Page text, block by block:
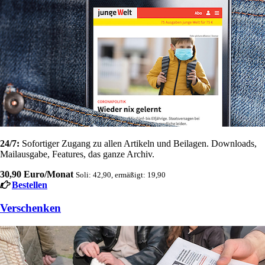
24/7: Sofortiger Zugang zu allen Artikeln und Beilagen. Downloads,
Mailausgabe, Features, das ganze Archiv.
30,90 Euro/Monat Soli: 42,90, ermäßigt: 19,90
Bestellen
Verschenken